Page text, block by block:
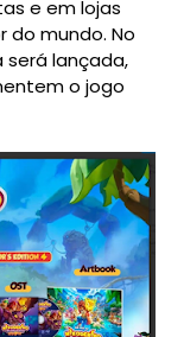
e em lojas
do mundo. No
lançada,
o jogo